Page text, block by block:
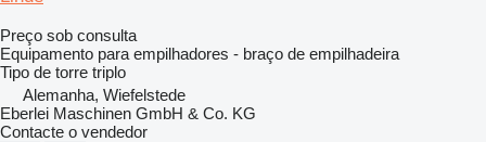
Preço sob consulta
Equipamento para empilhadores - braço de empilhadeira
Tipo de torre triplo
Alemanha, Wiefelstede
Eberlei Maschinen GmbH & Co. KG
Contacte o vendedor